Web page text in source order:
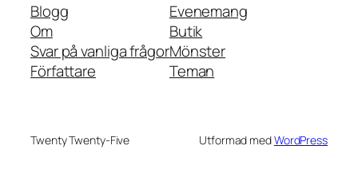
Blogg
Om
Svar på vanliga frågor
Författare
Evenemang
Butik
Mönster
Teman
Twenty Twenty-Five Utformad medWordPress